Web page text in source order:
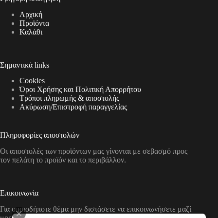
σελίδα
του
προϊόντος
Αρχική
Προϊόντα
Καλάθι
Σημαντικά links
Cookies
Όροι Χρήσης και Πολιτική Απορρήτου
Τρόποι πληρωμής & αποστολής
Aκύρωση/Επιστροφή παραγγελίας
Πληροφορίες αποστολών
Οι αποστολές των προϊόντων μας γίνονται με σεβασμό προς
τον πελάτη το προϊόν και το περιβάλλον.
Επικοινωνία
Για οποιοδήποτε θέμα μην διστάσετε να επικοινωνήσετε μαζί